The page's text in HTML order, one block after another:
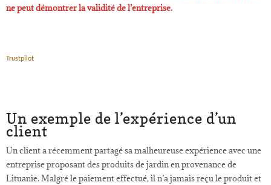
ne peut démontrer la validité de l’entreprise.
Trustpilot
Un exemple de l’expérience d’un
client
Un client a récemment partagé sa malheureuse expérience avec une
entreprise proposant des produits de jardin en provenance de
Lituanie. Malgré le paiement effectué, il n’a jamais reçu le produit et